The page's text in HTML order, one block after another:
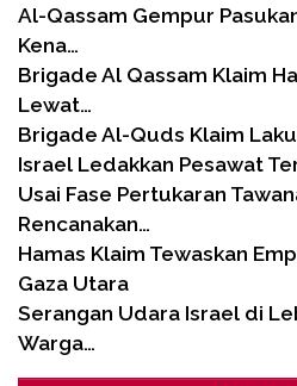
Al-Qassam Gempur
Kena…
Brigade Al Qassam Klaim
Lewat…
Brigade Al-Quds Klaim
Israel Ledakkan Pesawat
Usai Fase Pertukaran
Rencanakan…
Hamas Klaim Tewaskan
Gaza Utara
Serangan Udara Israel di
Warga…